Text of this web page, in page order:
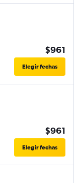
$961
Elegir fechas
$961
Elegir fechas